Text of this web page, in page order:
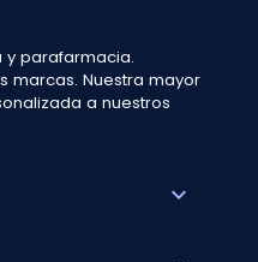
y parafarmacia.
marcas. Nuestra mayor
a nuestros
expand_more